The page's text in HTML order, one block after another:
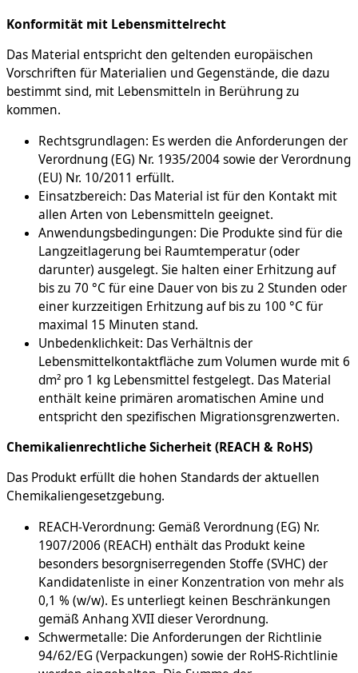
Konformität mit Lebensmittelrecht
Das Material entspricht den geltenden europäischen
Vorschriften für Materialien und Gegenstände, die dazu
bestimmt sind, mit Lebensmitteln in Berührung zu
kommen.
Rechtsgrundlagen: Es werden die Anforderungen der
Verordnung (EG) Nr. 1935/2004 sowie der Verordnung
(EU) Nr. 10/2011 erfüllt.
Einsatzbereich: Das Material ist für den Kontakt mit
allen Arten von Lebensmitteln geeignet.
Anwendungsbedingungen: Die Produkte sind für die
Langzeitlagerung bei Raumtemperatur (oder
darunter) ausgelegt. Sie halten einer Erhitzung auf
bis zu 70 °C für eine Dauer von bis zu 2 Stunden oder
einer kurzzeitigen Erhitzung auf bis zu 100 °C für
maximal 15 Minuten stand.
Unbedenklichkeit: Das Verhältnis der
Lebensmittelkontaktfläche zum Volumen wurde mit 6
dm² pro 1 kg Lebensmittel festgelegt. Das Material
enthält keine primären aromatischen Amine und
entspricht den spezifischen Migrationsgrenzwerten.
Chemikalienrechtliche Sicherheit (REACH & RoHS)
Das Produkt erfüllt die hohen Standards der aktuellen
Chemikaliengesetzgebung.
REACH-Verordnung: Gemäß Verordnung (EG) Nr.
1907/2006 (REACH) enthält das Produkt keine
besonders besorgniserregenden Stoffe (SVHC) der
Kandidatenliste in einer Konzentration von mehr als
0,1 % (w/w). Es unterliegt keinen Beschränkungen
gemäß Anhang XVII dieser Verordnung.
Schwermetalle: Die Anforderungen der Richtlinie
94/62/EG (Verpackungen) sowie der RoHS-Richtlinie